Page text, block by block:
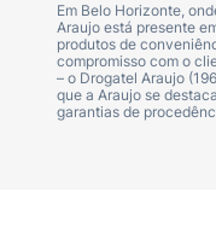
Em Belo Horizonte,
Araujo está presente
produtos de
compromisso com o
– o Drogatel Araujo
que a Araujo se
garantias de